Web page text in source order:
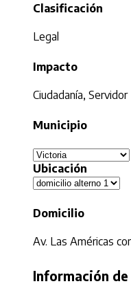
Clasificación
Legal
Impacto
Ciudadanía, Servidor
Municipio
Ubicación
Domicilio
Av. Las Américas
Información